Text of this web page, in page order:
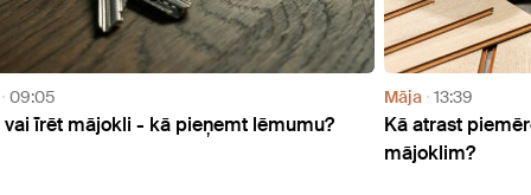
Kā atrast piemērotāko grīdas segumu